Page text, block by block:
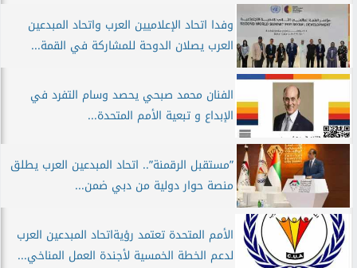
وفدا اتحاد الإعلاميين العرب واتحاد المبدعين
العرب يصلان الدوحة للمشاركة في القمة...
الفنان محمد صبحي يحصد وسام التفرد في
الإبداع و تبعية الأمم المتحدة...
”مستقبل الرقمنة”.. اتحاد المبدعين العرب يطلق
منصة حوار دولية من دبي ضمن...
الأمم المتحدة تعتمد رؤيةاتحاد المبدعين العرب
لدعم الخطة الخمسية لأجندة العمل المناخي...